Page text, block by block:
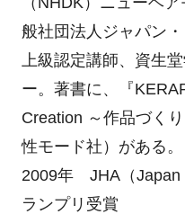
般社団法人ジャパン
上級認定講師、資生
ー。著書に、『
Creation ～作品づく
性モード社）がある。
2009年 JHA（Japan
ランプリ受賞